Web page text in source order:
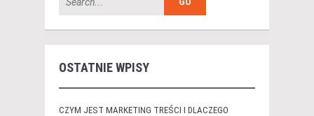
OSTATNIE WPISY
CZYM JEST MARKETING TREŚCI I DLACZEGO